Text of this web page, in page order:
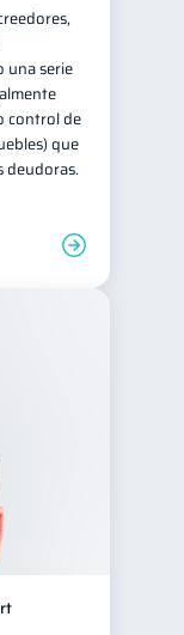
una serie
control de
que
deudoras.